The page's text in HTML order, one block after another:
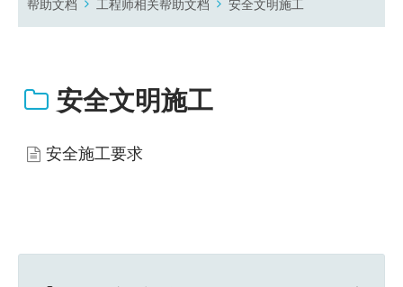
帮助文档 工程师相关帮助文档 安全文明施工
安全文明施工
安全施工要求